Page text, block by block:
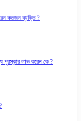
কতজন ব্যক্তি ?
পুরস্কার লাভ করেন কে ?